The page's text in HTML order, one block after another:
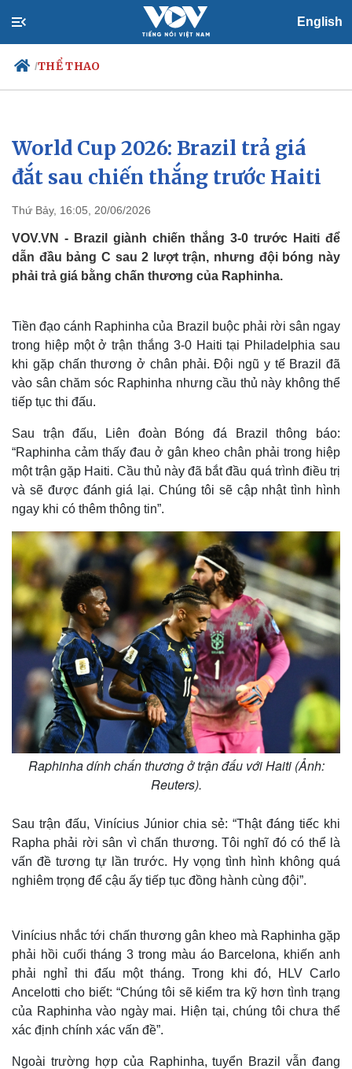
English
/THỂ THAO
Chính trị
Đảng
Tổ chức nhân sự
Nhận diện sự thật
Xã hội
Tin 24h
Dự báo thời tiết
Việc làm
Biển đảo
World Cup 2026: Brazil trả giá
đắt sau chiến thắng trước Haiti
Thứ Bảy, 16:05, 20/06/2026
VOV.VN - Brazil giành chiến thắng 3-0 trước Haiti để
dẫn đầu bảng C sau 2 lượt trận, nhưng đội bóng này
phải trả giá bằng chấn thương của Raphinha.
Tiền đạo cánh Raphinha của Brazil buộc phải rời sân ngay
trong hiệp một ở trận thắng 3-0 Haiti tại Philadelphia sau
khi gặp chấn thương ở chân phải. Đội ngũ y tế Brazil đã
vào sân chăm sóc Raphinha nhưng cầu thủ này không thể
tiếp tục thi đấu.
Sau trận đấu, Liên đoàn Bóng đá Brazil thông báo:
“Raphinha cảm thấy đau ở gân kheo chân phải trong hiệp
một trận gặp Haiti. Cầu thủ này đã bắt đầu quá trình điều trị
và sẽ được đánh giá lại. Chúng tôi sẽ cập nhật tình hình
ngay khi có thêm thông tin”.
Raphinha dính chấn thương ở trận đấu với Haiti (Ảnh:
Reuters).
Sau trận đấu, Vinícius Júnior chia sẻ: “Thật đáng tiếc khi
Rapha phải rời sân vì chấn thương. Tôi nghĩ đó có thể là
vấn đề tương tự lần trước. Hy vọng tình hình không quá
nghiêm trọng để cậu ấy tiếp tục đồng hành cùng đội”.
Vinícius nhắc tới chấn thương gân kheo mà Raphinha gặp
phải hồi cuối tháng 3 trong màu áo Barcelona, khiến anh
phải nghỉ thi đấu một tháng. Trong khi đó, HLV Carlo
Ancelotti cho biết: “Chúng tôi sẽ kiểm tra kỹ hơn tình trạng
của Raphinha vào ngày mai. Hiện tại, chúng tôi chưa thể
xác định chính xác vấn đề”.
Ngoài trường hợp của Raphinha, tuyển Brazil vẫn đang